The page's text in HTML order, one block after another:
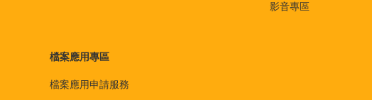
影音專區
檔案應用專區
檔案應用申請服務